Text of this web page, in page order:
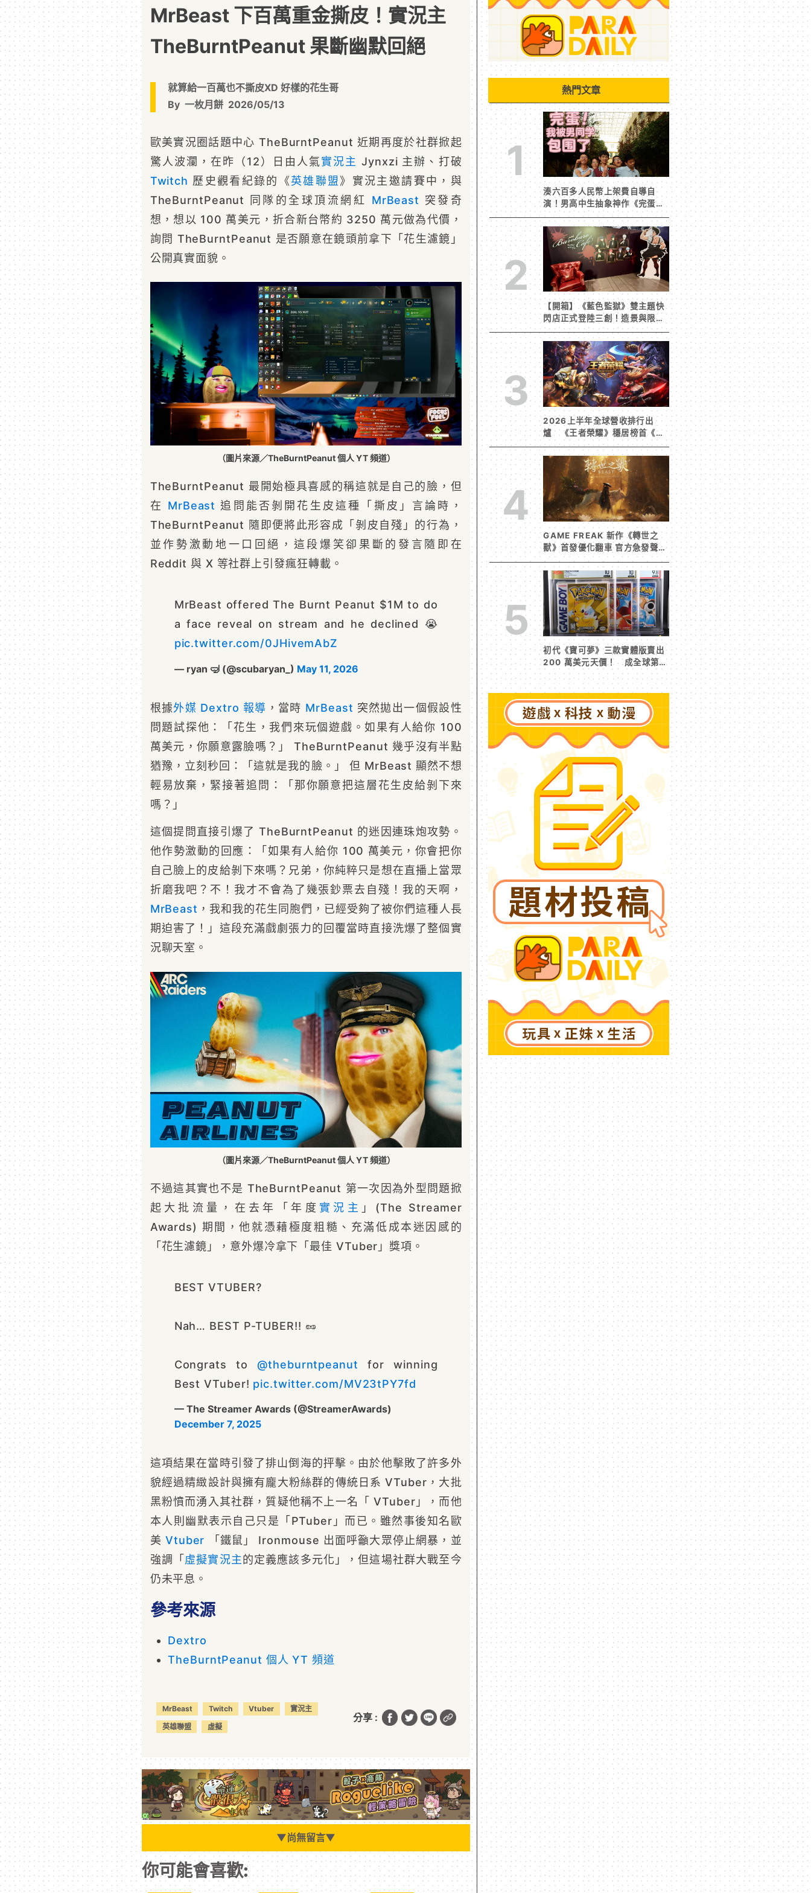
MrBeast 下百萬重金撕皮！實況主
TheBurntPeanut 果斷幽默回絕
就算給一百萬也不撕皮XD 好樣的花生哥
By 一枚月餅 2026/05/13
歐美實況圈話題中心 TheBurntPeanut 近期再度於社群掀起
驚人波瀾，在昨（12）日由人氣實況主 Jynxzi 主辦、打破
Twitch 歷史觀看紀錄的《英雄聯盟》實況主邀請賽中，與
TheBurntPeanut 同隊的全球頂流網紅 MrBeast 突發奇
想，想以 100 萬美元，折合新台幣約 3250 萬元做為代價，
詢問 TheBurntPeanut 是否願意在鏡頭前拿下「花生濾鏡」
公開真實面貌。
（圖片來源／TheBurntPeanut 個人 YT 頻道）
TheBurntPeanut 最開始極具喜感的稱這就是自己的臉，但
在 MrBeast 追問能否剝開花生皮這種「撕皮」言論時，
TheBurntPeanut 隨即便將此形容成「剝皮自殘」的行為，
並作勢激動地一口回絕，這段爆笑卻果斷的發言隨即在
Reddit 與 X 等社群上引發瘋狂轉載。
MrBeast offered The Burnt Peanut $1M to do
a face reveal on stream and he declined 😭
pic.twitter.com/0JHivemAbZ
— ryan 🤿 (@scubaryan_) May 11, 2026
根據外媒 Dextro 報導 ，當時 MrBeast 突然拋出一個假設性
問題試探他：「花生，我們來玩個遊戲。如果有人給你 100
萬美元，你願意露臉嗎？」 TheBurntPeanut 幾乎沒有半點
猶豫，立刻秒回：「這就是我的臉。」 但 MrBeast 顯然不想
輕易放棄，緊接著追問：「那你願意把這層花生皮給剝下來
嗎？」
這個提問直接引爆了 TheBurntPeanut 的迷因連珠炮攻勢。
他作勢激動的回應：「如果有人給你 100 萬美元，你會把你
自己臉上的皮給剝下來嗎？兄弟，你純粹只是想在直播上當眾
折磨我吧？不！我才不會為了幾張鈔票去自殘！我的天啊，
MrBeast ，我和我的花生同胞們，已經受夠了被你們這種人長
期迫害了！」這段充滿戲劇張力的回覆當時直接洗爆了整個實
況聊天室。
（圖片來源／TheBurntPeanut 個人 YT 頻道）
不過這其實也不是 TheBurntPeanut 第一次因為外型問題掀
起大批流量，在去年「年度 實況主 」(The Streamer
Awards) 期間，他就憑藉極度粗糙、充滿低成本迷因感的
「花生濾鏡」，意外爆冷拿下「最佳 VTuber」獎項。
BEST VTUBER?
Nah… BEST P-TUBER!! 🥜
Congrats to @theburntpeanut for winning
Best VTuber! pic.twitter.com/MV23tPY7fd
— The Streamer Awards (@StreamerAwards)
December 7, 2025
這項結果在當時引發了排山倒海的抨擊。由於他擊敗了許多外
貌經過精緻設計與擁有龐大粉絲群的傳統日系 VTuber，大批
黑粉憤而湧入其社群，質疑他稱不上一名「 VTuber」，而他
本人則幽默表示自己只是「PTuber」而已。雖然事後知名歐
美 Vtuber 「鐵鼠」 Ironmouse 出面呼籲大眾停止網暴，並
強調「 虛擬實況主的定義應該多元化」，但這場社群大戰至今
仍未平息。
參考來源
Dextro
TheBurntPeanut 個人 YT 頻道
MrBeast Twitch Vtuber
實況主
英雄聯盟
虛擬
分享 :
▼尚無留言▼
你可能會喜歡:
熱門文章
1
湊六百多人民幣上架費自導自
演！男高中生抽象神作《完蛋！
我被男同學包圍了》突然爆紅
2
【開箱】《藍色監獄》雙主題快
閃店正式登陸三創！造景與限定
周邊搶先看
3
2026上半年全球營收排行出
爐 《王者榮耀》穩居榜首《寒
霜啟示錄》緊追在後！
4
GAME FREAK 新作《轉世之
獸》首發優化翻車 官方急發聲明
承諾提供大量更新彌補
5
初代《寶可夢》三款實體版賣出
200 萬美元天價！ 成全球第二
高遊戲收藏交易